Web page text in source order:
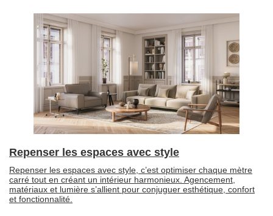
Repenser les espaces avec style
Repenser les espaces avec style, c’est optimiser chaque mètre
carré tout en créant un intérieur harmonieux. Agencement,
matériaux et lumière s’allient pour conjuguer esthétique, confort
et fonctionnalité.